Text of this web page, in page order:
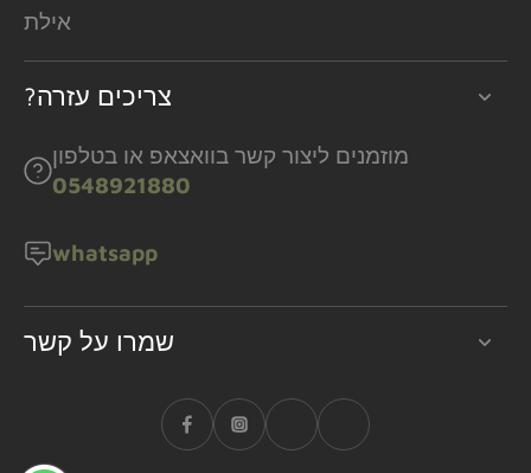
אילת
?צריכים עזרה
מוזמנים ליצור קשר בוואצאפ או בטלפון
0548921880
whatsapp
שמרו על קשר